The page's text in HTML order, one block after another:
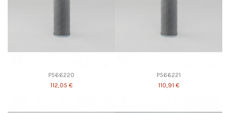
P566220
112,05 €
P566221
110,91 €